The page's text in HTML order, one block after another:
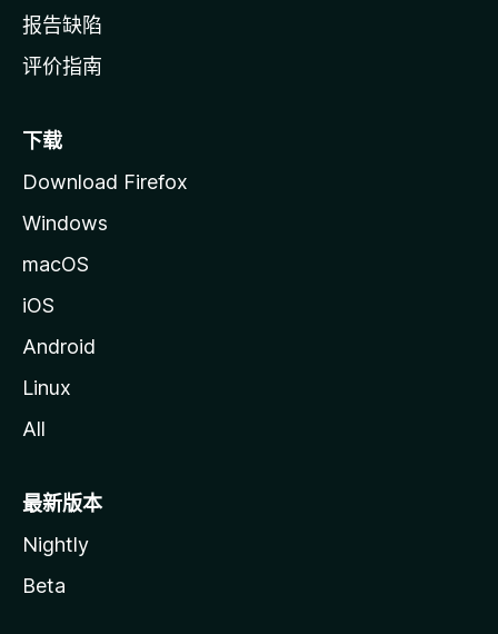
报告缺陷
评价指南
下载
Download Firefox
Windows
macOS
iOS
Android
Linux
All
最新版本
Nightly
Beta